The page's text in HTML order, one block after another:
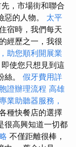
，市場街和聯合
惡的人物。 太平
宿時，我們每天
經歷之一，我很
助您順利開展業
使您只想見到這
絲。 假牙費用詳
證辦理流程 高雄
業助聽器服務，
種快餐店的選擇
很高興知道一切都
不僅距離很棒，